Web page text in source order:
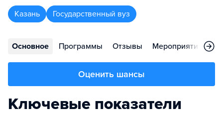
Казань Государственный вуз
Основное Программы Отзывы Мероприятия
Оценить шансы
Ключевые показатели